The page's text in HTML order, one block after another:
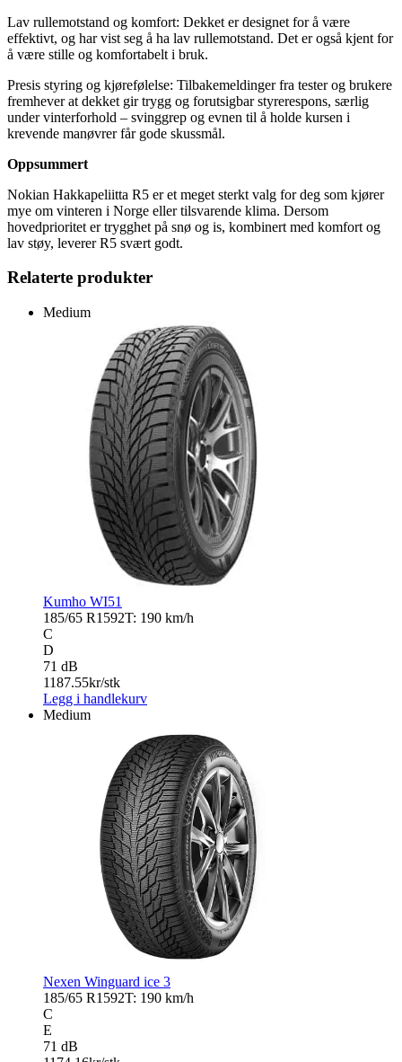
Lav rullemotstand og komfort: Dekket er designet for å være
effektivt, og har vist seg å ha lav rullemotstand. Det er også kjent for
å være stille og komfortabelt i bruk.
Presis styring og kjørefølelse: Tilbakemeldinger fra tester og brukere
fremhever at dekket gir trygg og forutsigbar styrerespons, særlig
under vinterforhold – svinggrep og evnen til å holde kursen i
krevende manøvrer får gode skussmål.
Oppsummert
Nokian Hakkapeliitta R5 er et meget sterkt valg for deg som kjører
mye om vinteren i Norge eller tilsvarende klima. Dersom
hovedprioritet er trygghet på snø og is, kombinert med komfort og
lav støy, leverer R5 svært godt.
Relaterte produkter
Medium
Kumho WI51
185/65 R1592T: 190 km/h
C
D
71 dB
1187.55kr/stk
Legg i handlekurv
Medium
Nexen Winguard ice 3
185/65 R1592T: 190 km/h
C
E
71 dB